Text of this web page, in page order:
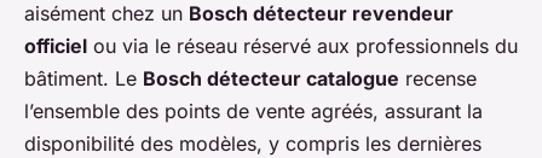
aisément chez un Bosch détecteur revendeur
officiel ou via le réseau réservé aux professionnels du
bâtiment. Le Bosch détecteur catalogue recense
l’ensemble des points de vente agréés, assurant la
disponibilité des modèles, y compris les dernières